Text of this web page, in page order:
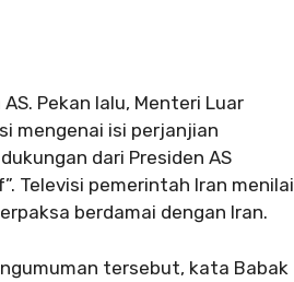
Pekan lalu, Menteri Luar
mengenai isi perjanjian
dari Presiden AS
Televisi pemerintah Iran menilai
berdamai dengan Iran.
tersebut, kata Babak